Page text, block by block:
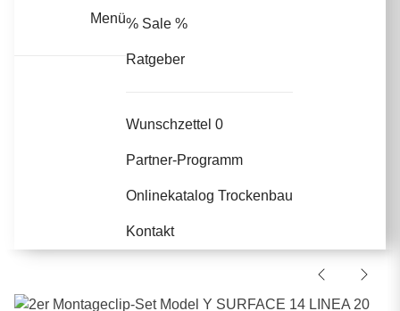
Menü% Sale %
Ratgeber
Wunschzettel 0
Partner-Programm
Onlinekatalog Trockenbau
Kontakt